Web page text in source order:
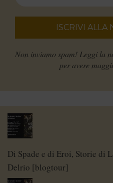
Non inviamo spam! Leggi la
per avere
Di Spade e di Eroi, Storie di
Delrio [blogtour]